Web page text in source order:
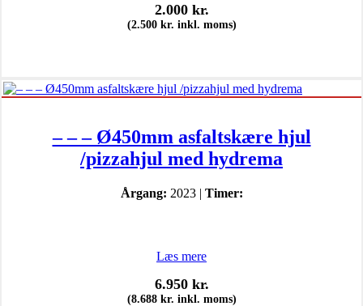
2.000 kr.
(2.500 kr. inkl. moms)
– – – Ø450mm asfaltskære hjul
/pizzahjul med hydrema
Årgang: 2023 | Timer:
Læs mere
6.950 kr.
(8.688 kr. inkl. moms)